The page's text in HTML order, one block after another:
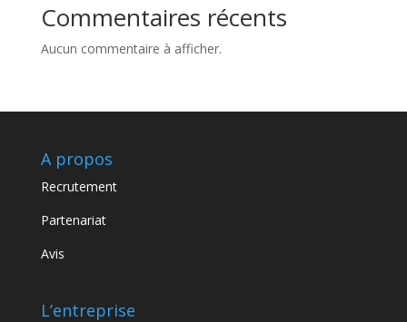
Commentaires récents
Aucun commentaire à afficher.
A propos
Recrutement
Partenariat
Avis
L’entreprise